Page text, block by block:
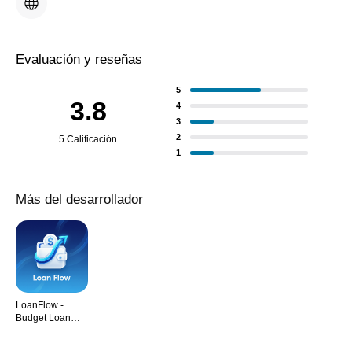
Evaluación y reseñas
3.8
5 Calificación
5
4
3
2
1
Más del desarrollador
LoanFlow -
Budget Loan